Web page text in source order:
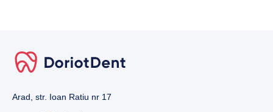
Arad, str. Ioan Ratiu nr 17